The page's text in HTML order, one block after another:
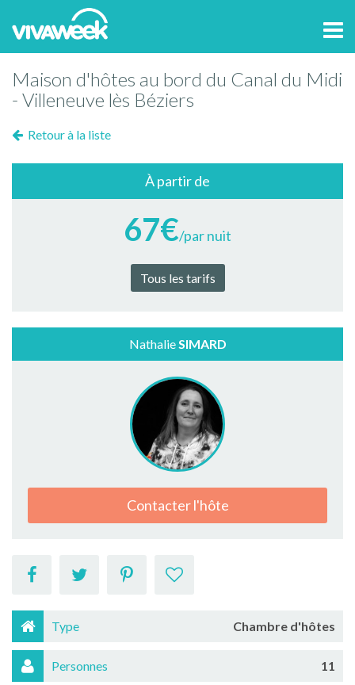
Maison d'hôtes au bord du Canal du Midi
- Villeneuve lès Béziers
Retour à la liste
À partir de
67€/par nuit
Tous les tarifs
NathalieSIMARD
Contacter l'hôte
Type Chambre d'hôtes
Personnes 11